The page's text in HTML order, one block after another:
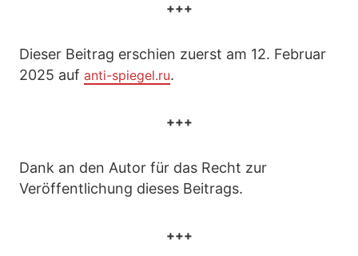
+++
Dieser Beitrag erschien zuerst am 12. Februar
2025 auf anti-spiegel.ru.
+++
Dank an den Autor für das Recht zur
Veröffentlichung dieses Beitrags.
+++